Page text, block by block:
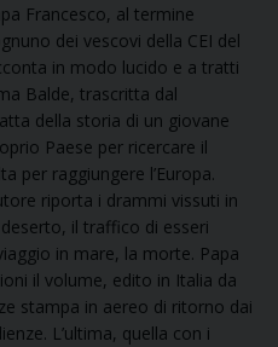
Francesco, al termine
dei vescovi della CEI del
in modo lucido e a tratti
Balde, trascritta dal
della storia di un giovane
Paese per ricercare il
per raggiungere l’Europa.
riporta i drammi vissuti in
il traffico di esseri
in mare, la morte. Papa
il volume, edito in Italia da
stampa in aereo di ritorno dai
L’ultima, quella con i